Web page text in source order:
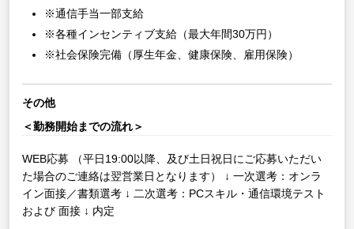
※通信手当一部支給
※各種インセンティブ支給（最大年間30万円）
※社会保険完備（厚生年金、健康保険、雇用保険）
その他
＜勤務開始までの流れ＞
WEB応募 （平日19:00以降、及び土日祝日にご応募いただい
た場合のご連絡は翌営業日となります）
↓ 一次選考：オンラ
イン面接／書類選考 ↓ 二次選考：PCスキル・通信環境テスト
および 面接 ↓ 内定